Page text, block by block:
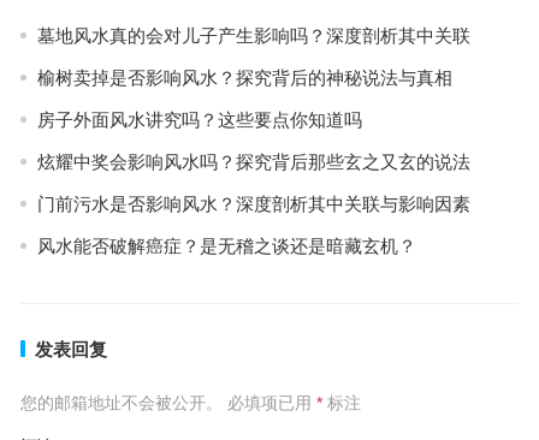
墓地风水真的会对儿子产生影响吗？深度剖析其中关联
榆树卖掉是否影响风水？探究背后的神秘说法与真相
房子外面风水讲究吗？这些要点你知道吗
炫耀中奖会影响风水吗？探究背后那些玄之又玄的说法
门前污水是否影响风水？深度剖析其中关联与影响因素
风水能否破解癌症？是无稽之谈还是暗藏玄机？
发表回复
您的邮箱地址不会被公开。 必填项已用 *标注